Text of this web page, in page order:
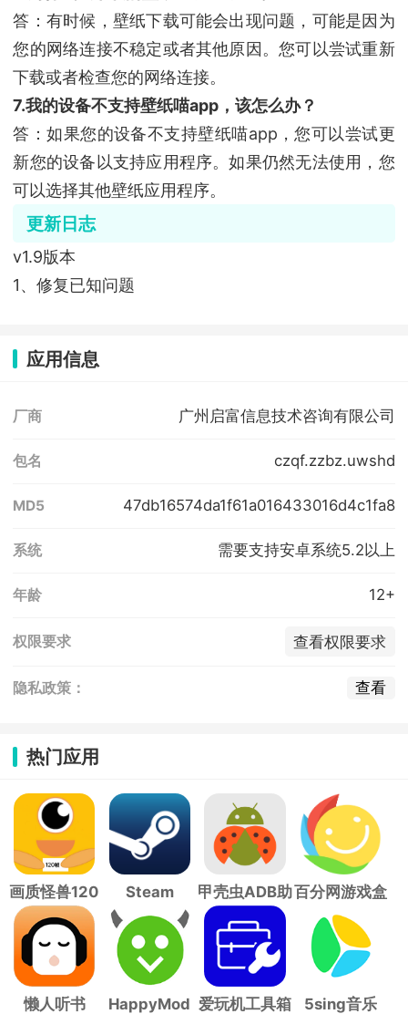
答：有时候，壁纸下载可能会出现问题，可能是因为
您的网络连接不稳定或者其他原因。您可以尝试重新
下载或者检查您的网络连接。
7.我的设备不支持壁纸喵app，该怎么办？
答：如果您的设备不支持壁纸喵app，您可以尝试更
新您的设备以支持应用程序。如果仍然无法使用，您
可以选择其他壁纸应用程序。
更新日志
v1.9版本
1、修复已知问题
应用信息
厂商 广州启富信息技术咨询有限公司
包名 czqf.zzbz.uwshd
MD5 47db16574da1f61a016433016d4c1fa8
系统 需要支持安卓系统5.2以上
年龄 12+
权限要求 查看权限要求
隐私政策： 查看
热门应用
画质怪兽120
帧
Steam
甲壳虫ADB助
手
百分网游戏盒
子
懒人听书 HappyMod 爱玩机工具箱 5sing音乐